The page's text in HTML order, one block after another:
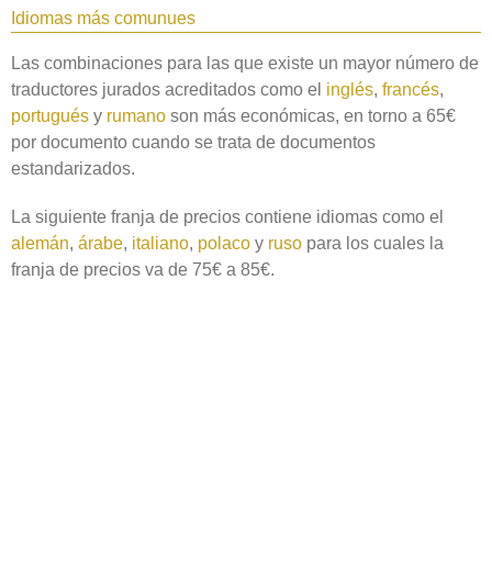
Idiomas más comunues
Las combinaciones para las que existe un mayor número de
traductores jurados acreditados como el inglés, francés,
portugués y rumano son más económicas, en torno a 65€
por documento cuando se trata de documentos
estandarizados.
La siguiente franja de precios contiene idiomas como el
alemán, árabe, italiano, polaco y ruso para los cuales la
franja de precios va de 75€ a 85€.